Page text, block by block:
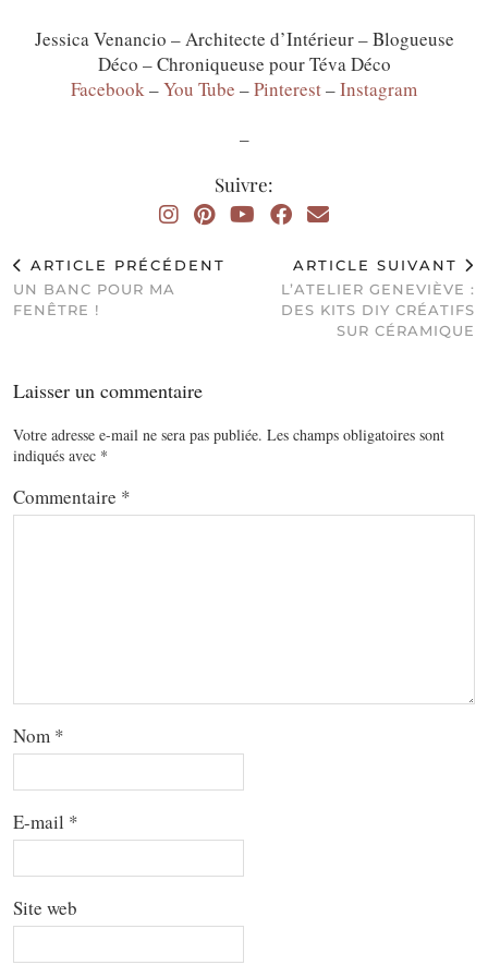
Jessica Venancio – Architecte d’Intérieur – Blogueuse
Déco – Chroniqueuse pour Téva Déco
Facebook–You Tube –Pinterest–Instagram
Suivre:
ARTICLE PRÉCÉDENT
UN BANC POUR MA
FENÊTRE !
ARTICLE SUIVANT
L’ATELIER GENEVIÈVE :
DES KITS DIY CRÉATIFS
SUR CÉRAMIQUE
Laisser un commentaire
Votre adresse e-mail ne sera pas publiée. Les champs obligatoires sont
indiqués avec *
Commentaire *
Nom *
E-mail *
Site web